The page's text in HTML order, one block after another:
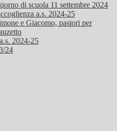
di scuola 11 settembre 2024
a.s. 2024-25
e Giacomo, pastori per
2024-25
24